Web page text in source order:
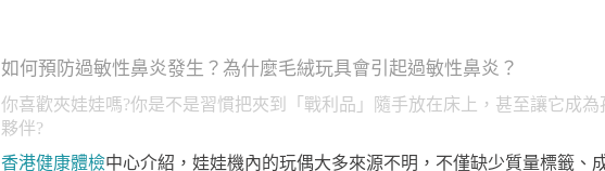
如何預防過敏性鼻炎發生？為什麼毛絨玩具會引起過敏性鼻炎？
你喜歡夾娃娃嗎?你是不是習慣把夾到「戰利品」隨手放在床上，甚至讓它成為
夥伴?
香港健康體檢中心介紹，娃娃機內的玩偶大多來源不明，不僅缺少質量標籤、